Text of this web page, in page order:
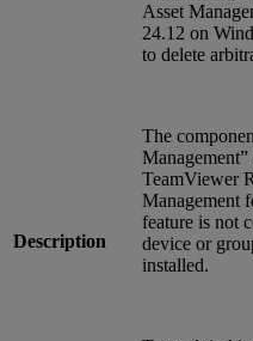
Description
Asset
24.12 on
to delete
The
TeamViewer
Management
feature is not
device or
installed.